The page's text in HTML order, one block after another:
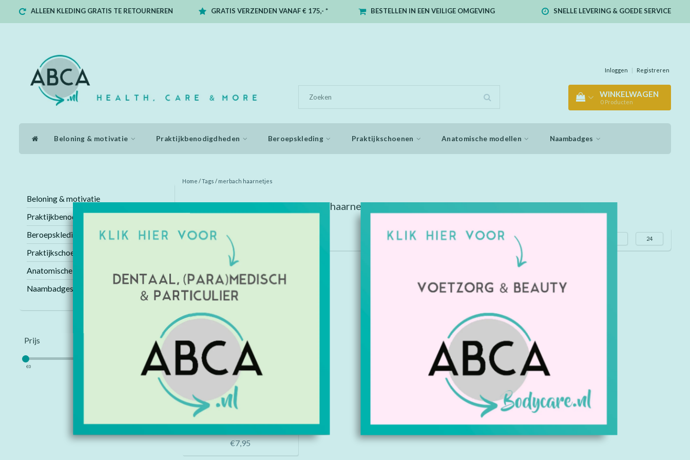
ALLEEN KLEDING GRATIS TE RETOURNEREN GRATIS VERZENDEN VANAF € 175,- * BESTELLEN IN EEN VEILIGE OMGEVING SNELLE LEVERING & GOEDE SERVICE
Inloggen | Registreren
WINKELWAGEN
0 Producten
Beloning & motivatie Praktijkbenodigdheden Beroepskleding Praktijkschoenen Anatomische modellen Naambadges
Beloning & motivatie
Praktijkbenodigdheden
Beroepskleding
Praktijkschoenen
Anatomische modellen
Naambadges
Prijs
€0
Home /Tags / merbach haarnetjes
Producten getagd met merbach haarnetjes
Alle merken 24
Kopen
Haarnetjes wit plat (100 stuks)
€7,95